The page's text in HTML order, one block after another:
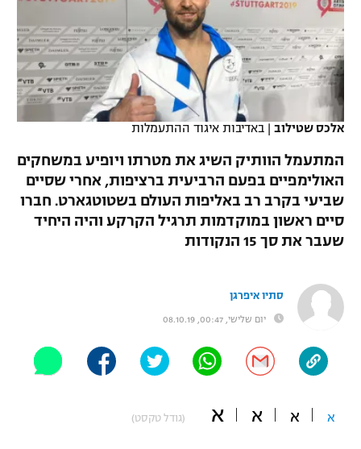
VOD
רץ ברשת
תוצאות
לוח שידורים
"מעל הליגה" – פודקאסט
נבחרת ישראל
מכבי חיפה
בית"ר ירושלים
מכבי תל אביב
הפועל תל אביב
הפועל חיפה
הפועל באר שבע
מכבי נתניה
ליגה ספרדית
ליגה איטלקית
ליגה הולנדית
ליגה סינית
ליגות נוספות
כדורסל נשים
מכבי תל אביב
הפועל חולון
הפועל ירושלים
דני אבדיה
יורוליג
יורוקאפ
טניס
כדוריד
כדורעף
שחייה
ג'ודו
אגרוף
UFC
היאבקות WWE
אלכס שטילוב | באדיבות איגוד ההתעמלות
המתעמל הוותיק השיג את מטרתו ויופיע במשחקים
האולימפיים בפעם הרביעית ברציפות, אחרי שסיים
שביעי בקרב רב באליפות העולם בשטוטגארט. חברו
סיים ראשון במוקדמות תרגיל הקרקע והיה היחיד
שעבר את סך 15 הנקודות
סתיו איפרגן
יום שלישי, 00:47, 08.10.19
א א א א (גודל טקסט)